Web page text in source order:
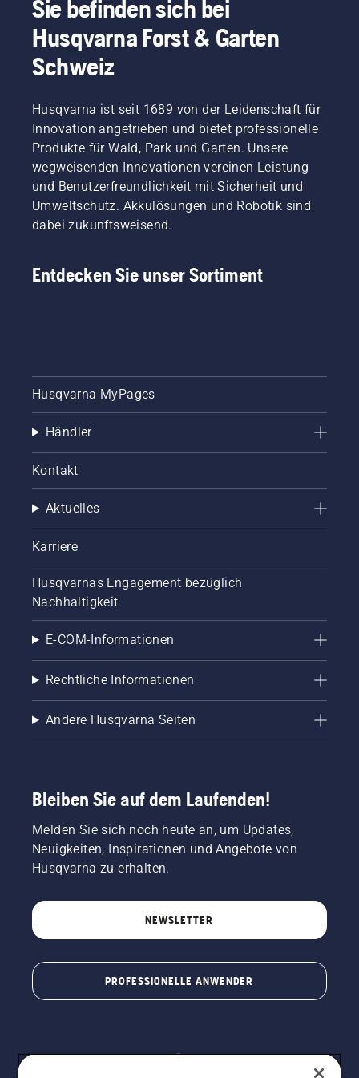
Technologie
Ihnen
einer
Verbrennung
Leistung
und das
Drehmoment,
das Sie
benötigen.
Sie befinden sich bei
Husqvarna Forst & Garten
Schweiz
Husqvarna ist seit 1689 von der Leidenschaft für
Innovation angetrieben und bietet professionelle
Produkte für Wald, Park und Garten. Unsere
wegweisenden Innovationen vereinen Leistung
und Benutzerfreundlichkeit mit Sicherheit und
Umweltschutz. Akkulösungen und Robotik sind
dabei zukunftsweisend.
Entdecken Sie unser Sortiment
Husqvarna MyPages
Händler
Kontakt
Aktuelles
Karriere
Husqvarnas Engagement bezüglich
Nachhaltigkeit
E-COM-Informationen
Rechtliche Informationen
Andere Husqvarna Seiten
Bleiben Sie auf dem Laufenden!
Melden Sie sich noch heute an, um Updates,
Neuigkeiten, Inspirationen und Angebote von
Husqvarna zu erhalten.
NEWSLETTER
PROFESSIONELLE ANWENDER